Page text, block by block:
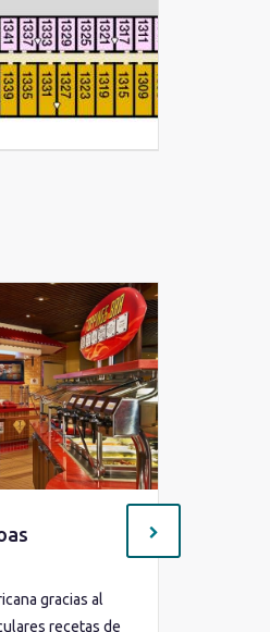
gracias al
recetas de